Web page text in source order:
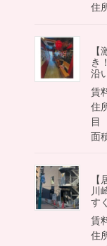
住
き
沿
賃
住
目
面
川
す
賃
住